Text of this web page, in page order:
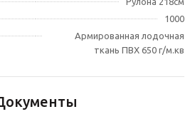
1000
Армированная лодочная
ткань ПВХ 650 г/м.кв